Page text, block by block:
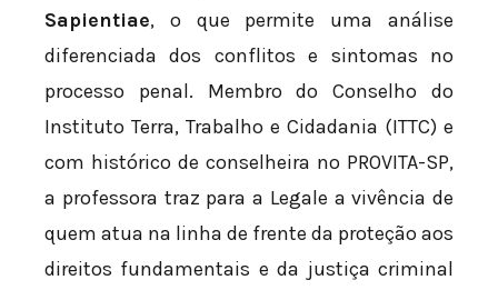
Sapientiae, o que permite uma análise
diferenciada dos conflitos e sintomas no
processo penal. Membro do Conselho do
Instituto Terra, Trabalho e Cidadania (ITTC) e
com histórico de conselheira no PROVITA-SP,
a professora traz para a Legale a vivência de
quem atua na linha de frente da proteção aos
direitos fundamentais e da justiça criminal